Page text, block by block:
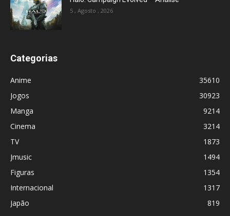
5 , Agosto , 2026
Categorias
Anime
35610
Jogos
30923
Manga
9214
Cinema
3214
TV
1873
Jmusic
1494
Figuras
1354
Internacional
1317
Japão
819